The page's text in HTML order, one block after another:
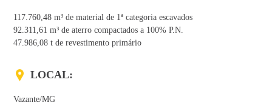
117.760,48 m³ de material de 1ª categoria escavados
92.311,61 m³ de aterro compactados a 100% P.N.
47.986,08 t de revestimento primário
LOCAL:
Vazante/MG